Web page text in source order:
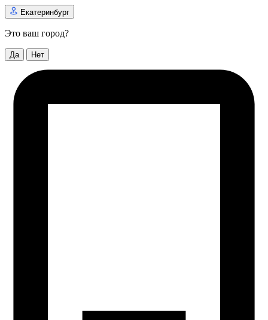
Екатеринбург
Это ваш город?
Да Нет